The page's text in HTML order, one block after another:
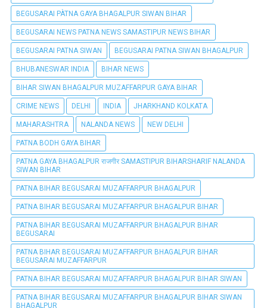
BEGUSARAI PÀTNA GAYA BHAGALPUR SIWAN BIHAR
BEGUSARAI NEWS PATNA NEWS SAMASTIPUR NEWS BIHAR
BEGUSARAI PATNA SIWAN BEGUSARAI PATNA SIWAN BHAGALPUR
BHUBANESWAR INDIA BIHAR NEWS
BIHAR SIWAN BHAGALPUR MUZAFFARPUR GAYA BIHAR
CRIME NEWS DELHI INDIA JHARKHAND KOLKATA
MAHARASHTRA NALANDA NEWS NEW DELHI
PATNA BODH GAYA BIHAR
PATNA GAYA BHAGALPUR राजगीर SAMASTIPUR BIHARSHARIF NALANDA
SIWAN BIHAR
PATNA BIHAR BEGUSARAI MUZAFFARPUR BHAGALPUR
PATNA BIHAR BEGUSARAI MUZAFFARPUR BHAGALPUR BIHAR
PATNA BIHAR BEGUSARAI MUZAFFARPUR BHAGALPUR BIHAR
BEGUSARAI
PATNA BIHAR BEGUSARAI MUZAFFARPUR BHAGALPUR BIHAR
BEGUSARAI MUZAFFARPUR
PATNA BIHAR BEGUSARAI MUZAFFARPUR BHAGALPUR BIHAR SIWAN
PATNA BIHAR BEGUSARAI MUZAFFARPUR BHAGALPUR BIHAR SIWAN
BHAGALPUR